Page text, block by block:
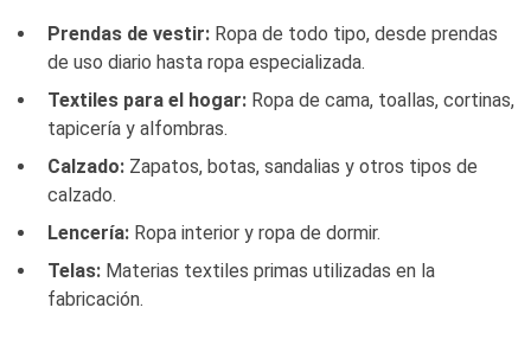
Prendas de vestir: Ropa de todo tipo, desde prendas
de uso diario hasta ropa especializada.
Textiles para el hogar: Ropa de cama, toallas, cortinas,
tapicería y alfombras.
Calzado: Zapatos, botas, sandalias y otros tipos de
calzado.
Lencería: Ropa interior y ropa de dormir.
Telas: Materias textiles primas utilizadas en la
fabricación.